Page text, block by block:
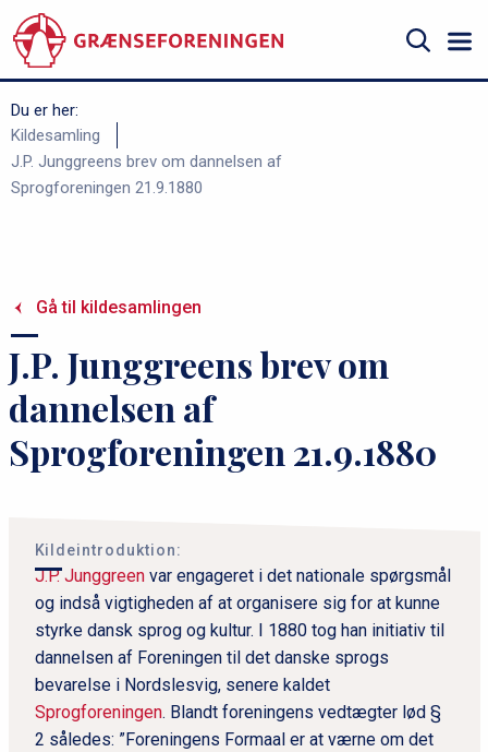
til
hovedindhold
Søg
Du er her:
Kildesamling
J.P. Junggreens brev om dannelsen af
Sprogforeningen 21.9.1880
Gå til kildesamlingen
J.P. Junggreens brev om
dannelsen af
Sprogforeningen 21.9.1880
Kildeintroduktion:
J.P. Junggreenvar engageret i det nationale spørgsmål
og indså vigtigheden af at organisere sig for at kunne
styrke dansk sprog og kultur. I 1880 tog han initiativ til
dannelsen af Foreningen til det danske sprogs
bevarelse i Nordslesvig, senere kaldet
Sprogforeningen. Blandt foreningens vedtægter lød §
2 således: ”Foreningens Formaal er at værne om det